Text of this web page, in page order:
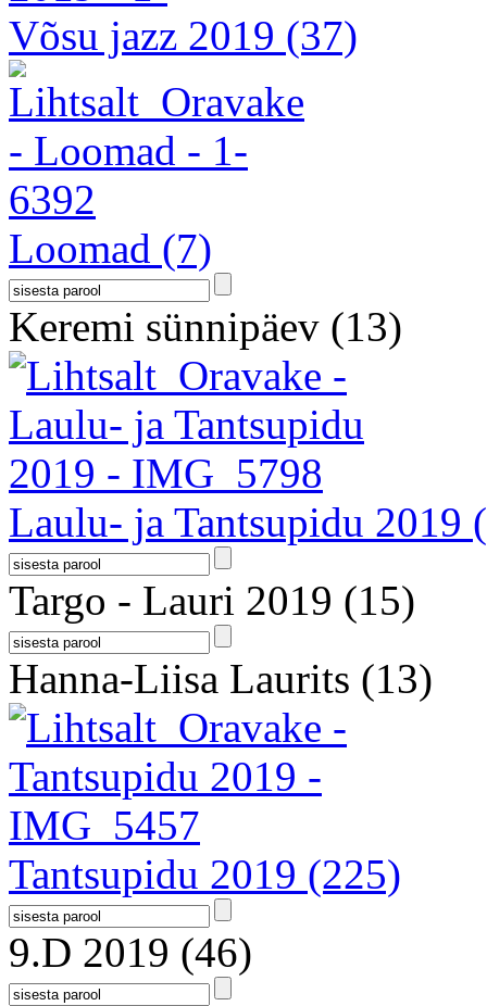
Võsu jazz 2019 (37)
Loomad (7)
Keremi sünnipäev (13)
Laulu- ja Tantsupidu 2019
Targo - Lauri 2019 (15)
Hanna-Liisa Laurits (13)
Tantsupidu 2019 (225)
9.D 2019 (46)